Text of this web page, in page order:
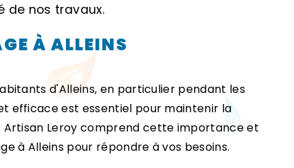
de nos travaux.
À ALLEINS
d'Alleins, en particulier pendant les
efficace est essentiel pour maintenir la
Leroy comprend cette importance et
à Alleins pour répondre à vos besoins.